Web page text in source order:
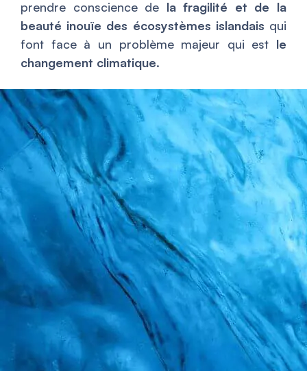
prendre conscience de la fragilité et de la
beauté inouïe des écosystèmes islandais qui
font face à un problème majeur qui est le
changement climatique.